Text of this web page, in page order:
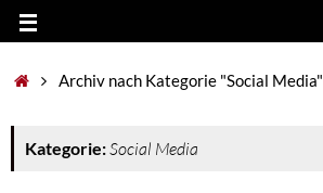
Archiv nach Kategorie "Social Media"
Kategorie:Social Media